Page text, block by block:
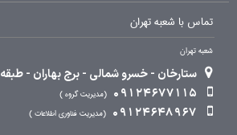
تماس با شعبه تهران
شعبه تهران
ستارخان - خسرو شمالی - برج بهاران - طبقه 7 واحد 2
09124677115
مدیریت گروه
09124648967 مدیریت فناوری اطلاعات